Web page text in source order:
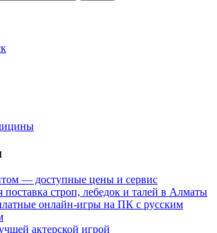
— доступные цены и сервис
поставка строп, лебедок и талей в Алматы
онлайн-игры на ПК с русским
актерской игрой